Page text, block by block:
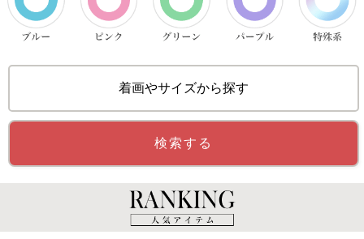
着画やサイズから探す
検索する